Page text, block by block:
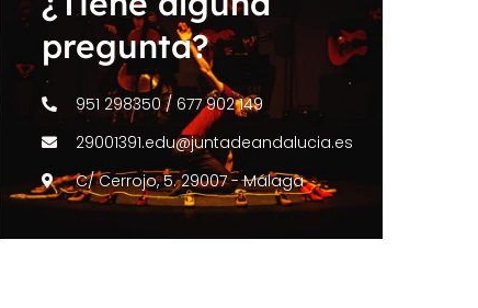
pregunta?
951 298350 / 677 902 149
29001391.edu@juntadeandalucia.es
C/ Cerrojo, 5. 29007 - Málaga